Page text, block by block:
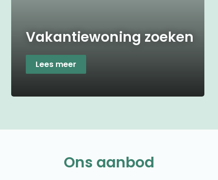
Vakantiewoning zoeken
Lees meer
Ons aanbod